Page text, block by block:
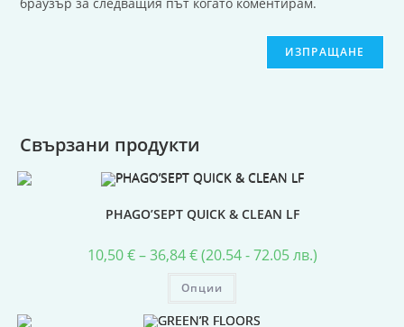
браузър за следващия път когато коментирам.
Свързани продукти
PHAGO’SEPT QUICK & CLEAN LF
10,50€ – 36,84€ (20.54 - 72.05 лв.)
Опции